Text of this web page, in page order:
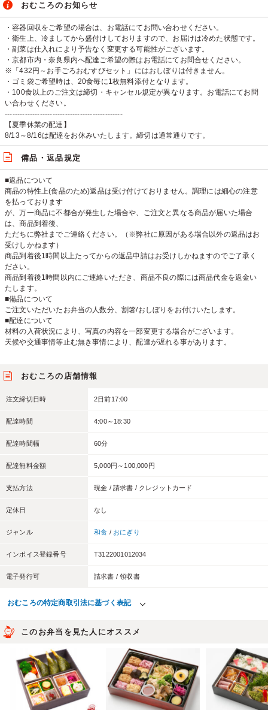
おむころのお知らせ
・容器回収をご希望の場合は、お電話にてお問い合わせください。
・衛生上、冷ましてから盛付けしておりますので、お届けは冷めた状態です。
・副菜は仕入れにより予告なく変更する可能性がございます。
・京都市内・奈良県内へ配達ご希望の際はお電話にてお問合せください。
※「432円～お手ごろおむすびセット」にはおしぼりは付きません。
・ゴミ袋ご希望時は、20食毎に1枚無料添付となります。
・100食以上のご注文は締切・キャンセル規定が異なります。お電話にてお問
い合わせください。
-----------------------------------------------
【夏季休業の配達】
8/13～8/16は配達をお休みいたします。締切は通常通りです。
備品・返品規定
■返品について
商品の特性上(食品のため)返品は受け付けておりません。調理には細心の注意
を払っております
が、万一商品に不都合が発生した場合や、ご注文と異なる商品が届いた場合
は、商品到着後、
ただちに弊社までご連絡ください。（※弊社に原因がある場合以外の返品はお
受けしかねます）
商品到着後1時間以上たってからの返品申請はお受けしかねますのでご了承く
ださい。
商品到着後1時間以内にご連絡いただき、商品不良の際には商品代金を返金い
たします。
■備品について
ご注文いただいたお弁当の人数分、割箸/おしぼりをお付けいたします。
■配達について
材料の入荷状況により、写真の内容を一部変更する場合がございます。
天候や交通事情等止む無き事情により、配達が遅れる事があります。
おむころの店舗情報
注文締切日時 2日前17:00
配達時間 4:00～18:30
配達時間幅 60分
配達無料金額 5,000円～100,000円
支払方法 現金 / 請求書 / クレジットカード
定休日 なし
ジャンル 和食 / おにぎり
インボイス登録番号 T3122001012034
電子発行可 請求書 / 領収書
おむころの特定商取引法に基づく表記
このお弁当を見た人にオススメ